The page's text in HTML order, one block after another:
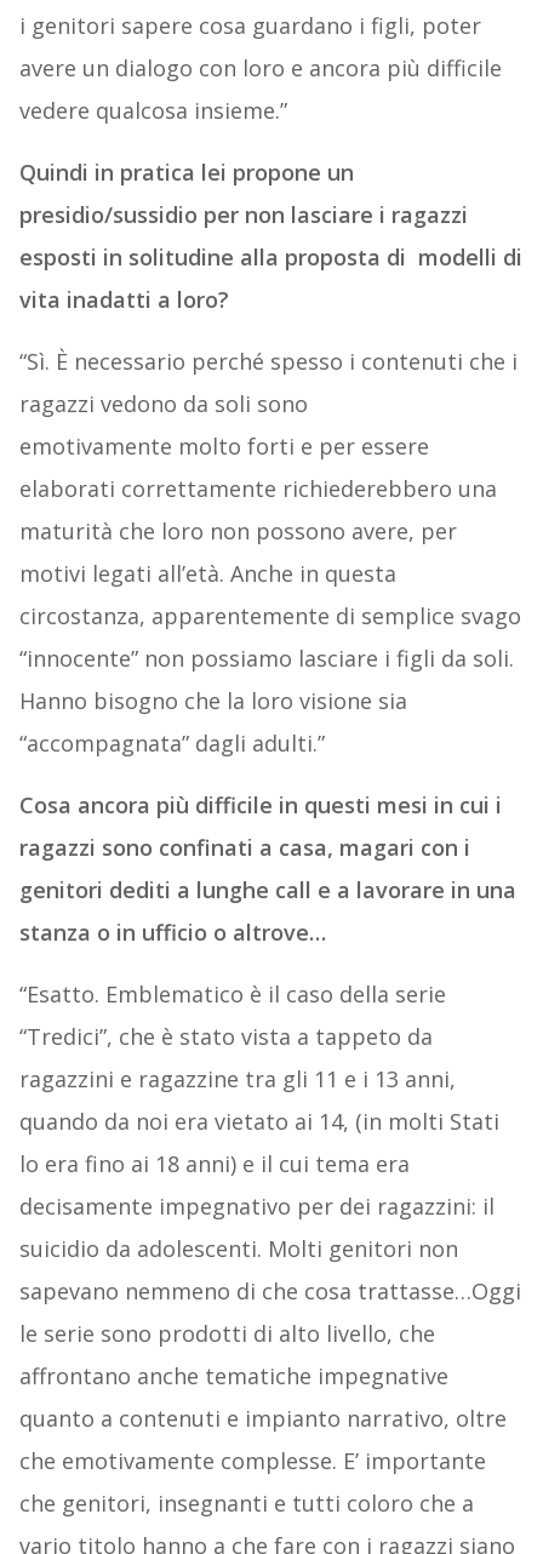
i genitori sapere cosa guardano i figli, poter
avere un dialogo con loro e ancora più difficile
vedere qualcosa insieme.”
Quindi in pratica lei propone un
presidio/sussidio per non lasciare i ragazzi
esposti in solitudine alla proposta di modelli di
vita inadatti a loro?
“Sì. È necessario perché spesso i contenuti che i
ragazzi vedono da soli sono
emotivamente molto forti e per essere
elaborati correttamente richiederebbero una
maturità che loro non possono avere, per
motivi legati all’età. Anche in questa
circostanza, apparentemente di semplice svago
“innocente” non possiamo lasciare i figli da soli.
Hanno bisogno che la loro visione sia
“accompagnata” dagli adulti.”
Cosa ancora più difficile in questi mesi in cui i
ragazzi sono confinati a casa, magari con i
genitori dediti a lunghe call e a lavorare in una
stanza o in ufficio o altrove…
“Esatto. Emblematico è il caso della serie
“Tredici”, che è stato vista a tappeto da
ragazzini e ragazzine tra gli 11 e i 13 anni,
quando da noi era vietato ai 14, (in molti Stati
lo era fino ai 18 anni) e il cui tema era
decisamente impegnativo per dei ragazzini: il
suicidio da adolescenti. Molti genitori non
sapevano nemmeno di che cosa trattasse…Oggi
le serie sono prodotti di alto livello, che
affrontano anche tematiche impegnative
quanto a contenuti e impianto narrativo, oltre
che emotivamente complesse. E’ importante
che genitori, insegnanti e tutti coloro che a
vario titolo hanno a che fare con i ragazzi siano